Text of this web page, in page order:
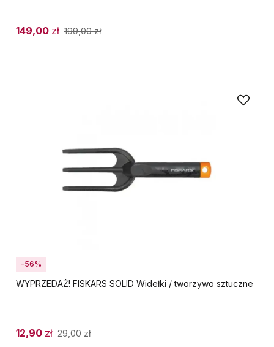
149,00 zł 199,00zł
-56%
WYPRZEDAŻ! FISKARS SOLID Widełki / tworzywo sztuczne
12,90 zł 29,00zł